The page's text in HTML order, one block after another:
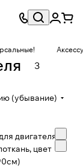
3
(убывание)
двигателя
цвет